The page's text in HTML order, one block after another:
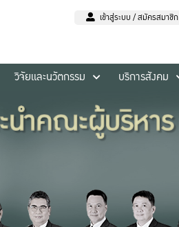
เข้าสู่ระบบ / สมัครสมาชิก
วิจัยและนวัตกรรม บริการสังคม